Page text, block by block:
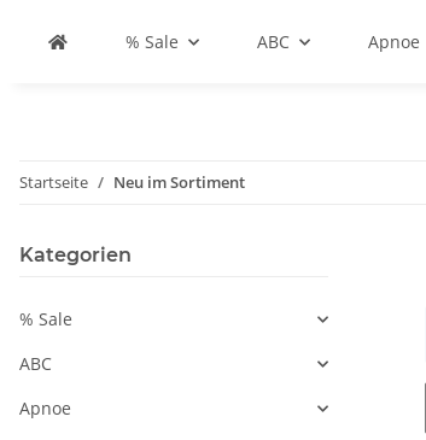
% Sale ABC Apnoe
Startseite Neu im Sortiment
Kategorien
% Sale
ABC
Apnoe